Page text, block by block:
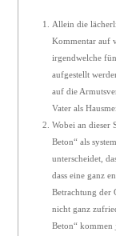
Allein die
Kommentar auf
irgendwelche
aufgestellt
auf die
Vater als
Wobei an dieser
Beton“ als
unterscheidet,
dass eine ganz
Betrachtung der
nicht ganz
Beton“ kommen